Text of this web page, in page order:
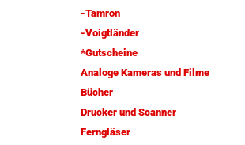
-Tamron
-Voigtländer
*Gutscheine
Analoge Kameras und Filme
Bücher
Drucker und Scanner
Ferngläser